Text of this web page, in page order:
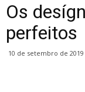
Os
perfeitos
10 de setembro de 2019